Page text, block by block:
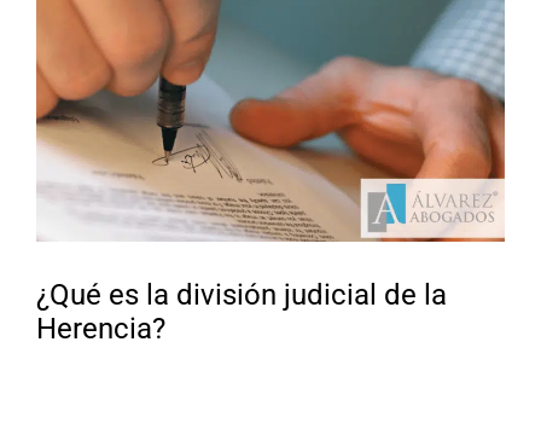
¿Qué es la división judicial de la
Herencia?